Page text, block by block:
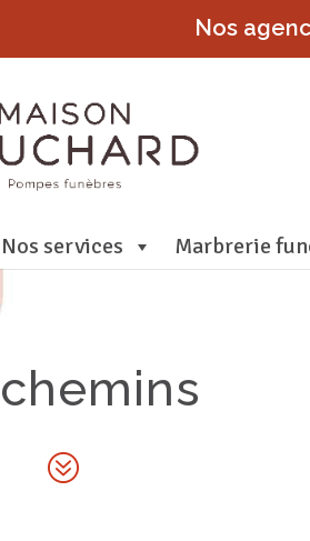
Nos
Nos services Marbrerie
?